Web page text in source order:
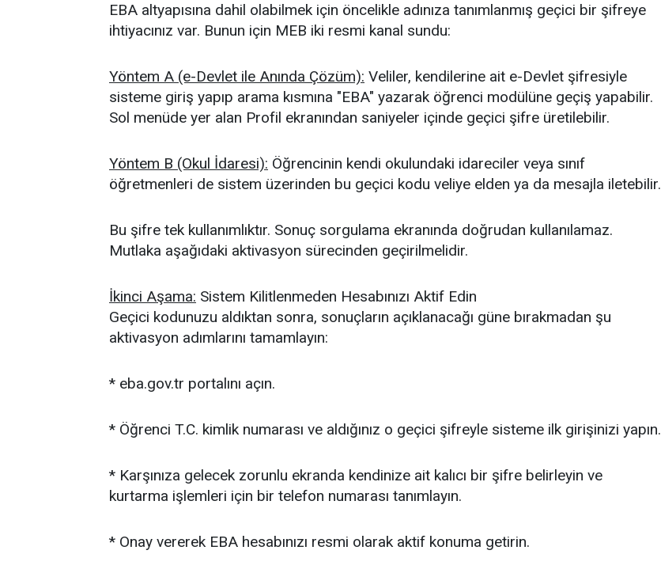
EBA altyapısına dahil olabilmek için öncelikle adınıza tanımlanmış geçici bir şifreye
ihtiyacınız var. Bunun için MEB iki resmi kanal sundu:
Yöntem A (e-Devlet ile Anında Çözüm): Veliler, kendilerine ait e-Devlet şifresiyle
sisteme giriş yapıp arama kısmına "EBA" yazarak öğrenci modülüne geçiş yapabilir.
Sol menüde yer alan Profil ekranından saniyeler içinde geçici şifre üretilebilir.
Yöntem B (Okul İdaresi): Öğrencinin kendi okulundaki idareciler veya sınıf
öğretmenleri de sistem üzerinden bu geçici kodu veliye elden ya da mesajla iletebilir.
Bu şifre tek kullanımlıktır. Sonuç sorgulama ekranında doğrudan kullanılamaz.
Mutlaka aşağıdaki aktivasyon sürecinden geçirilmelidir.
İkinci Aşama: Sistem Kilitlenmeden Hesabınızı Aktif Edin
Geçici kodunuzu aldıktan sonra, sonuçların açıklanacağı güne bırakmadan şu
aktivasyon adımlarını tamamlayın:
* eba.gov.tr portalını açın.
* Öğrenci T.C. kimlik numarası ve aldığınız o geçici şifreyle sisteme ilk girişinizi yapın.
* Karşınıza gelecek zorunlu ekranda kendinize ait kalıcı bir şifre belirleyin ve
kurtarma işlemleri için bir telefon numarası tanımlayın.
* Onay vererek EBA hesabınızı resmi olarak aktif konuma getirin.